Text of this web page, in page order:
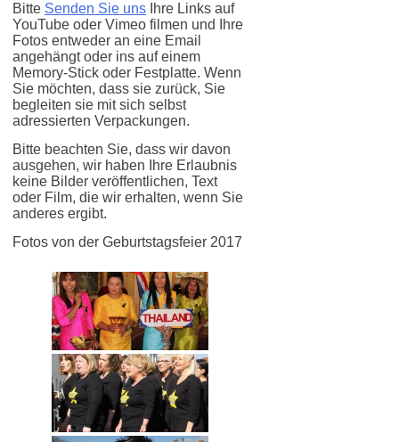
Bitte Senden Sie uns Ihre Links auf
YouTube oder Vimeo filmen und Ihre
Fotos entweder an eine Email
angehängt oder ins auf einem
Memory-Stick oder Festplatte. Wenn
Sie möchten, dass sie zurück, Sie
begleiten sie mit sich selbst
adressierten Verpackungen.
Bitte beachten Sie, dass wir davon
ausgehen, wir haben Ihre Erlaubnis
keine Bilder veröffentlichen, Text
oder Film, die wir erhalten, wenn Sie
anderes ergibt.
Fotos von der Geburtstagsfeier 2017